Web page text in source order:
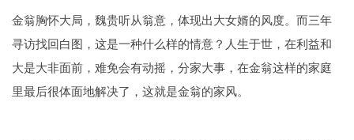
金翁胸怀大局，魏贵听从翁意，体现出大女婿的风度。而三年
寻访找回白图，这是一种什么样的情意？人生于世，在利益和
大是大非面前，难免会有动摇，分家大事，在金翁这样的家庭
里最后很体面地解决了，这就是金翁的家风。